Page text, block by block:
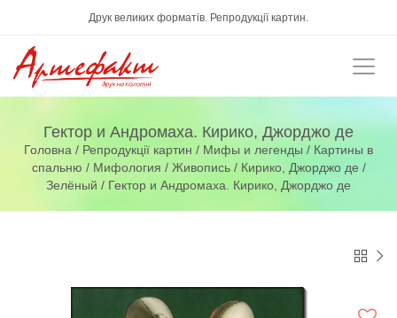
Друк великих форматів. Репродукції картин.
Гектор и Андромаха. Кирико, Джорджо де
Головна / Репродукції картин / Мифы и легенды / Картины в
спальню / Мифология / Живопись/ Кирико, Джорджо де /
Зелёный / Гектор и Андромаха. Кирико, Джорджо де